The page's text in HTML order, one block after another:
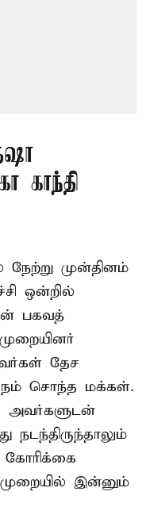
காந்தி
நேற்று முன்தினம்
ஒன்றில்
பகவத்
தேச
சொந்த மக்கள்.
அவர்களுடன்
நடந்திருந்தாலும்
கோரிக்கை
முறையில் இன்னும்